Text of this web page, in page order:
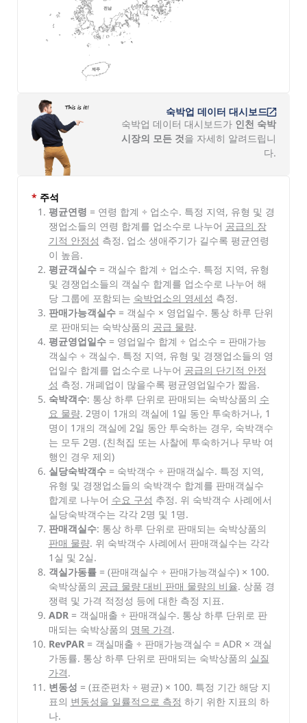
숙박업 데이터 대시보드
숙박업 데이터 대시보드가 인천 숙박
시장의 모든 것을 자세히 알려드립니
다.
* 주석
평균연령 = 연령 합계 ÷ 업소수. 특정 지역, 유형 및 경
쟁업소들의 연령 합계를 업소수로 나누어 공급의 장
기적 안정성 측정. 업소 생애주기가 길수록 평균연령
이 높음.
평균객실수= 객실수 합계 ÷ 업소수. 특정 지역, 유형
및 경쟁업소들의 객실수 합계를 업소수로 나누어 해
당 그룹에 포함되는 숙박업소의 영세성 측정.
판매가능객실수= 객실수 × 영업일수. 통상 하루 단위
로 판매되는 숙박상품의 공급 물량.
평균영업일수= 영업일수 합계 ÷ 업소수 = 판매가능
객실수 ÷ 객실수. 특정 지역, 유형 및 경쟁업소들의 영
업일수 합계를 업소수로 나누어 공급의 단기적 안정
성 측정. 개폐업이 많을수록 평균영업일수가 짧음.
숙박객수: 통상 하루 단위로 판매되는 숙박상품의 수
요 물량. 2명이 1개의 객실에 1일 동안 투숙하거나, 1
명이 1개의 객실에 2일 동안 투숙하는 경우, 숙박객수
는 모두 2명. (친척집 또는 사찰에 투숙하거나 무박 여
행인 경우 제외)
실당숙박객수= 숙박객수 ÷ 판매객실수. 특정 지역,
유형 및 경쟁업소들의 숙박객수 합계를 판매객실수
합계로 나누어 수요 구성 추정. 위 숙박객수 사례에서
실당숙박객수는 각각 2명 및 1명.
판매객실수: 통상 하루 단위로 판매되는 숙박상품의
판매 물량. 위 숙박객수 사례에서 판매객실수는 각각
1실 및 2실.
객실가동률= (판매객실수 ÷ 판매가능객실수) × 100.
숙박상품의 공급 물량 대비 판매 물량의 비율. 상품 경
쟁력 및 가격 적정성 등에 대한 측정 지표.
ADR= 객실매출 ÷ 판매객실수. 통상 하루 단위로 판
매되는 숙박상품의 명목 가격.
RevPAR= 객실매출 ÷ 판매가능객실수 = ADR × 객실
가동률. 통상 하루 단위로 판매되는 숙박상품의 실질
가격.
변동성 = (표준편차 ÷ 평균) × 100. 특정 기간 해당 지
표의 변동성을 일률적으로 측정 하기 위한 지표의 하
나.